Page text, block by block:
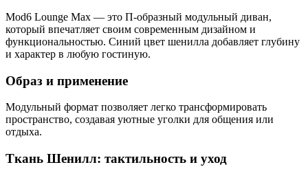
Mod6 Lounge Max — это П-образный модульный диван,
который впечатляет своим современным дизайном и
функциональностью. Синий цвет шенилла добавляет глубину
и характер в любую гостиную.
Образ и применение
Модульный формат позволяет легко трансформировать
пространство, создавая уютные уголки для общения или
отдыха.
Ткань Шенилл: тактильность и уход